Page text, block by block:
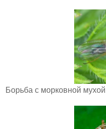
Борьба с морковной